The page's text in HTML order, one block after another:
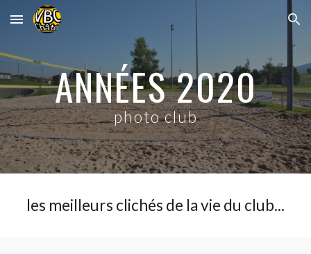
Skip to main content Skip to navigation
ANNÉES 2020
photo club
les meilleurs clichés de la vie du club...